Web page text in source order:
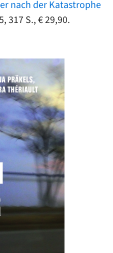
nach der Katastrophe
317 S., € 29,90.